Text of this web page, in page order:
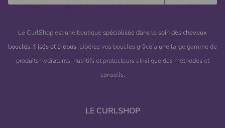
Le CurlShop est une boutique spécialisée dans le soin des cheveux
bouclés, frisés et crépus. Libérez vos boucles grâce à une large gamme de
produits hydratants, nutritifs et protecteurs ainsi que des méthodes et
conseils.
LE CURLSHOP